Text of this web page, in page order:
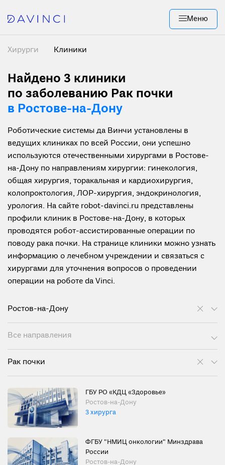
Меню
Хирурги Клиники
Найдено 3 клиники
по заболеванию Рак почки
в Ростове-на-Дону
Роботические системы да Винчи установлены в
ведущих клиниках по всей России, они успешно
используются отечественными хирургами в Ростове-
на-Дону по направлениям хирургии: гинекология,
общая хирургия, торакальная и кардиохирургия,
колопроктология, ЛОР-хирургия, эндокринология,
урология. На сайте robot-davinci.ru представлены
профили клиник в Ростове-на-Дону, в которых
проводятся робот-ассистированные операции по
поводу рака почки. На странице клиники можно узнать
информацию о лечебном учреждении и связаться с
хирургами для уточнения вопросов о проведении
операции на роботе da Vinci.
Ростов-на-Дону
Все направления
Рак почки
ГБУ РО «КДЦ «Здоровье»
Ростов-на-Дону
3 хирурга
ФГБУ "НМИЦ онкологии" Минздрава
России
Ростов-на-Дону